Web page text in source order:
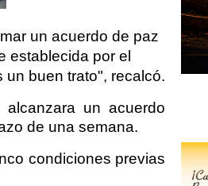
un acuerdo de paz
establecida por el
buen trato", recalcó.
un acuerdo
de una semana.
condiciones previas